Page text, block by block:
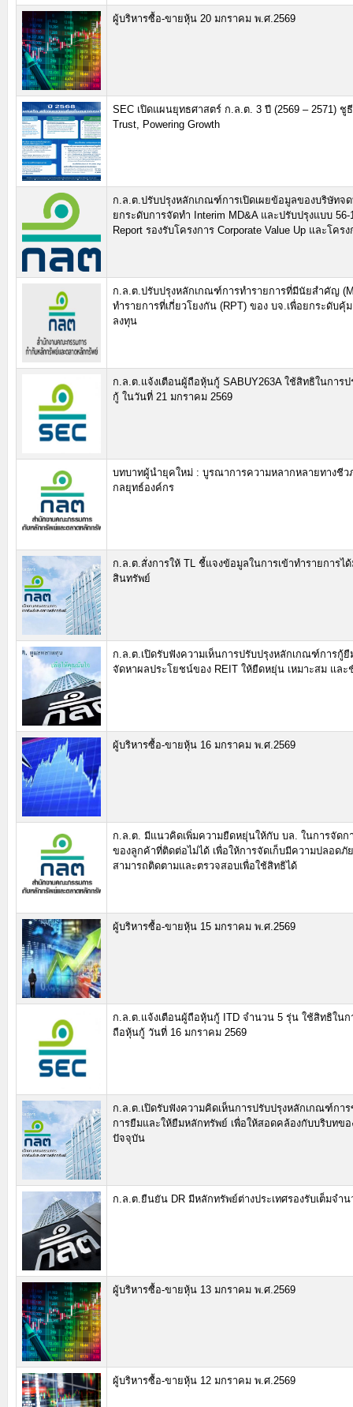
ผู้บริหารซื้อ-ขายหุ้น 20 มกราคม พ.ศ.2569
SEC เปิดแผนยุทธศาสตร์ ก.ล.ต. 3 ปี (2569 – 2571) ชู
Trust, Powering Growth
ก.ล.ต.ปรับปรุงหลักเกณฑ์การเปิดเผยข้อมูลของบริษัทจด
ยกระดับการจัดทำ Interim MD&A และปรับปรุงแบบ 56-
Report รองรับโครงการ Corporate Value Up และโคร
ก.ล.ต.ปรับปรุงหลักเกณฑ์การทำรายการที่มีนัยสำคัญ
ทำรายการที่เกี่ยวโยงกัน (RPT) ของ บจ.เพื่อยกระดับคุ้
ลงทุน
ก.ล.ต.แจ้งเตือนผู้ถือหุ้นกู้ SABUY263A ใช้สิทธิในการ
กู้ ในวันที่ 21 มกราคม 2569
บทบาทผู้นำยุคใหม่ : บูรณาการความหลากหลายทางชีว
กลยุทธ์องค์กร
ก.ล.ต.สั่งการให้ TL ชี้แจงข้อมูลในการเข้าทำรายการไ
สินทรัพย์
ก.ล.ต.เปิดรับฟังความเห็นการปรับปรุงหลักเกณฑ์การกู้ยื
จัดหาผลประโยชน์ของ REIT ให้ยืดหยุ่น เหมาะสม และ
ผู้บริหารซื้อ-ขายหุ้น 16 มกราคม พ.ศ.2569
ก.ล.ต. มีแนวคิดเพิ่มความยืดหยุ่นให้กับ บล. ในการจัดก
ของลูกค้าที่ติดต่อไม่ได้ เพื่อให้การจัดเก็บมีความปลอดภั
สามารถติดตามและตรวจสอบเพื่อใช้สิทธิได้
ผู้บริหารซื้อ-ขายหุ้น 15 มกราคม พ.ศ.2569
ก.ล.ต.แจ้งเตือนผู้ถือหุ้นกู้ ITD จำนวน 5 รุ่น ใช้สิทธิในก
ถือหุ้นกู้ วันที่ 16 มกราคม 2569
ก.ล.ต.เปิดรับฟังความคิดเห็นการปรับปรุงหลักเกณฑ์กา
การยืมและให้ยืมหลักทรัพย์ เพื่อให้สอดคล้องกับบริบทข
ปัจจุบัน
ก.ล.ต.ยืนยัน DR มีหลักทรัพย์ต่างประเทศรองรับเต็มจำ
ผู้บริหารซื้อ-ขายหุ้น 13 มกราคม พ.ศ.2569
ผู้บริหารซื้อ-ขายหุ้น 12 มกราคม พ.ศ.2569